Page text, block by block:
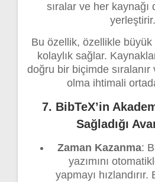
sıralar ve her kaynağı
yerleştirir.
Bu özellik, özellikle
kolaylık sağlar.
doğru bir biçimde sıralanır
olma ihtimali
7. BibTeX’in
Sağladığı
Zaman Kazanma:
yazımını
yapmayı